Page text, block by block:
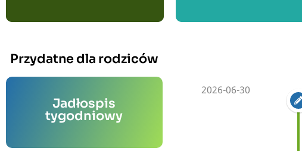
Przydatne dla rodziców
Jadłospis
tygodniowy
Zobacz jadłospis tygodniowy
wraz z ze składnikami
posiłków.
2026-06-30